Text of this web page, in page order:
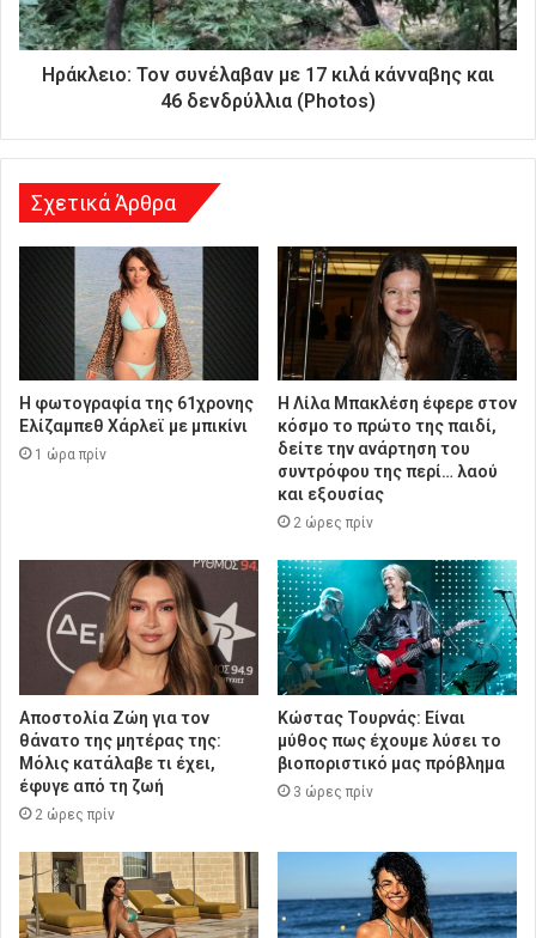
ε
ύ
σ
Ηράκλειο: Τον συνέλαβαν με 17 κιλά κάνναβης και
46 δενδρύλλια (Photos)
Σχετικά Άρθρα
Η φωτογραφία της 61χρονης
Ελίζαμπεθ Χάρλεϊ με μπικίνι
1 ώρα πρίν
Η Λίλα Μπακλέση έφερε στον
κόσμο το πρώτο της παιδί,
δείτε την ανάρτηση του
συντρόφου της περί… λαού
και εξουσίας
2 ώρες πρίν
Αποστολία Ζώη για τον
θάνατο της μητέρας της:
Μόλις κατάλαβε τι έχει,
έφυγε από τη ζωή
2 ώρες πρίν
Κώστας Τουρνάς: Είναι
μύθος πως έχουμε λύσει το
βιοποριστικό μας πρόβλημα
3 ώρες πρίν